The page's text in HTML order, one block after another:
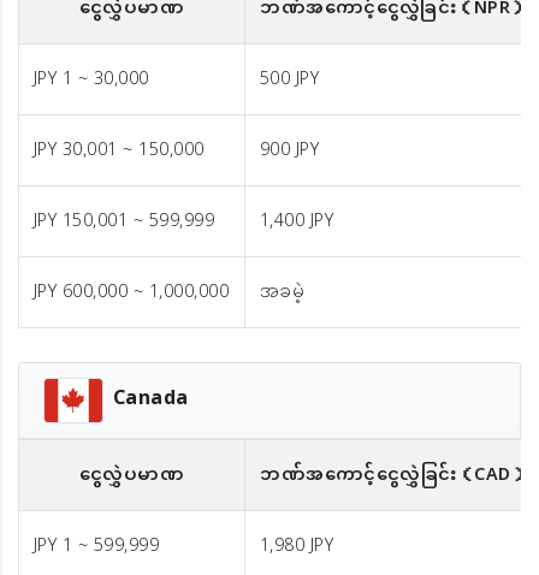
ငွေလွှဲပမာဏ ဘဏ်အကောင့်ငွေလွှဲခြင်း（NPR）
JPY 1 ~ 30,000
500 JPY
JPY 30,001 ~ 150,000
900 JPY
JPY 150,001 ~ 599,999
1,400 JPY
JPY 600,000 ~ 1,000,000
အခမဲ့
Canada
ငွေလွှဲပမာဏ ဘဏ်အကောင့်ငွေလွှဲခြင်း（CAD）※
JPY 1 ~ 599,999
1,980 JPY